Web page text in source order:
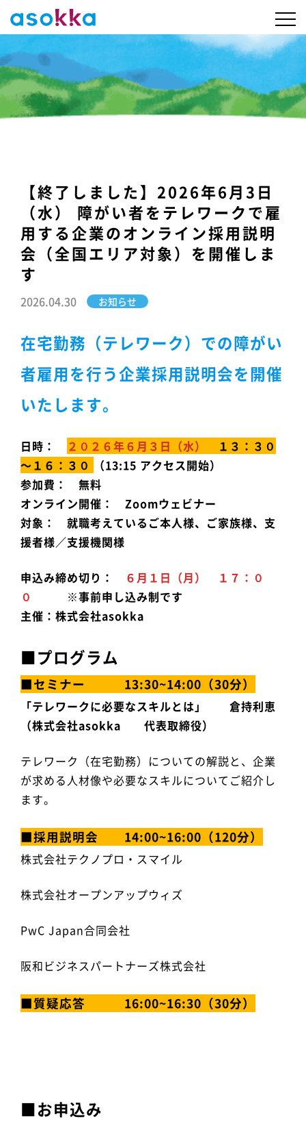
【終了しました】2026年6月3日
（水） 障がい者をテレワークで雇
用する企業のオンライン採用説明
会（全国エリア対象）を開催しま
す
2026.04.30 お知らせ
在宅勤務（テレワーク）での障がい
者雇用を行う企業採用説明会を開催
いたします。
日時： ２０２６年６月３日（水）
１３：３０
～１６：３０
（13:15 アクセス開始）
参加費： 無料
オンライン開催： Zoomウェビナー
対象： 就職考えているご本人様、ご家族様、支
援者様／支援機関様
申込み締め切り：
６月１日（月） １７：０
０
※事前申し込み制です
主催：株式会社asokka
■プログラム
■セミナー 13:30~14:00（30分）
「テレワークに必要なスキルとは」 倉持利恵
（株式会社asokka 代表取締役）
テレワーク（在宅勤務）についての解説と、企業
が求める人材像や必要なスキルについてご紹介し
ます。
■採用説明会 14:00~16:00（120分）
株式会社テクノプロ・スマイル
株式会社オープンアップウィズ
PwC Japan合同会社
阪和ビジネスパートナーズ株式会社
■質疑応答 16:00~16:30（30分）
■お申込み